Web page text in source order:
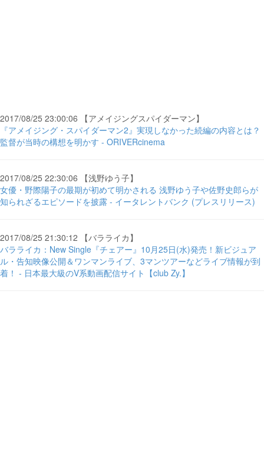
2017/08/25 23:00:06 【アメイジングスパイダーマン】
『アメイジング・スパイダーマン2』実現しなかった続編の内容とは？
監督が当時の構想を明かす - ORIVERcinema
2017/08/25 22:30:06 【浅野ゆう子】
女優・野際陽子の最期が初めて明かされる 浅野ゆう子や佐野史郎らが
知られざるエピソードを披露 - イータレントバンク (プレスリリース)
2017/08/25 21:30:12 【バラライカ】
バラライカ：New Single『チェアー』10月25日(水)発売！新ビジュア
ル・告知映像公開＆ワンマンライブ、3マンツアーなどライブ情報が到
着！ - 日本最大級のV系動画配信サイト【club Zy.】